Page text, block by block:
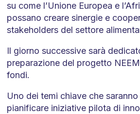
su come l’Unione Europea e
possano creare sinergie e
stakeholders del settore
Il giorno successive sarà
preparazione del progetto
fondi.
Uno dei temi chiave che
pianificare iniziative pilota di